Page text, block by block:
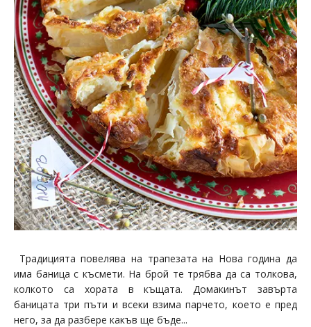
Традицията повелява на трапезата на Нова година да
има баница с късмети. На брой те трябва да са толкова,
колкото са хората в къщата. Домакинът завърта
баницата три пъти и всеки взима парчето, което е пред
него, за да разбере какъв ще бъде...